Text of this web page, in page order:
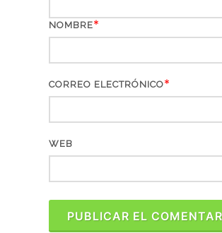
NOMBRE*
CORREO ELECTRÓNICO*
WEB